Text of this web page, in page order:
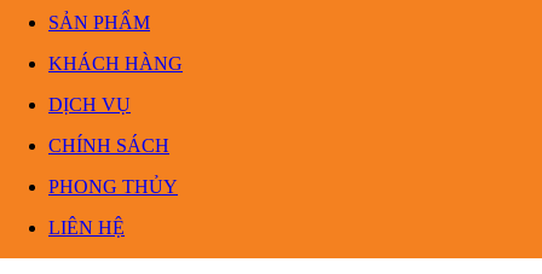
SẢN PHẨM
KHÁCH HÀNG
DỊCH VỤ
CHÍNH SÁCH
PHONG THỦY
LIÊN HỆ